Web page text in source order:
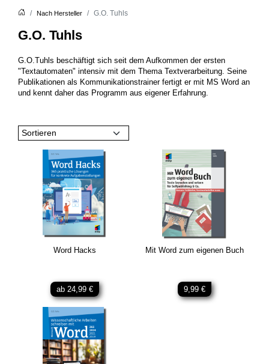
Nach Hersteller G.O. Tuhls
G.O. Tuhls
G.O.Tuhls beschäftigt sich seit dem Aufkommen der ersten
"Textautomaten" intensiv mit dem Thema Textverarbeitung. Seine
Publikationen als Kommunikationstrainer fertigt er mit MS Word an
und kennt daher das Programm aus eigener Erfahrung.
Sortieren
Word Hacks
ab 24,99 €
Mit Word zum eigenen Buch
9,99 €